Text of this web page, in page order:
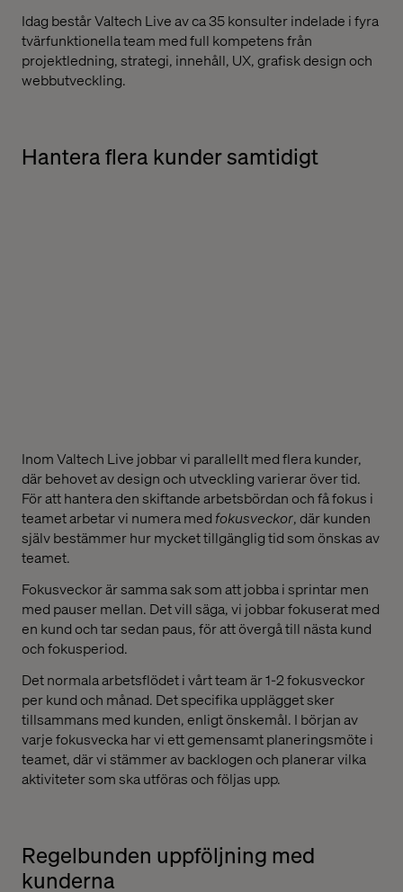
Idag består Valtech Live av ca 35 konsulter indelade i fyra
tvärfunktionella team med full kompetens från
projektledning, strategi, innehåll, UX, grafisk design och
webbutveckling.
Hantera flera kunder samtidigt
Inom Valtech Live jobbar vi parallellt med flera kunder,
där behovet av design och utveckling varierar över tid.
För att hantera den skiftande arbetsbördan och få fokus i
teamet arbetar vi numera med fokusveckor, där kunden
själv bestämmer hur mycket tillgänglig tid som önskas av
teamet.
Fokusveckor är samma sak som att jobba i sprintar men
med pauser mellan. Det vill säga, vi jobbar fokuserat med
en kund och tar sedan paus, för att övergå till nästa kund
och fokusperiod.
Det normala arbetsflödet i vårt team är 1-2 fokusveckor
per kund och månad. Det specifika upplägget sker
tillsammans med kunden, enligt önskemål. I början av
varje fokusvecka har vi ett gemensamt planeringsmöte i
teamet, där vi stämmer av backlogen och planerar vilka
aktiviteter som ska utföras och följas upp.
Regelbunden uppföljning med
kunderna